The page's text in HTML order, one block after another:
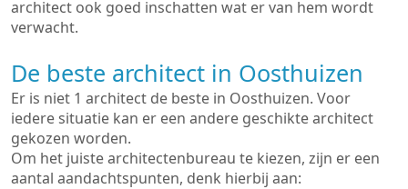
architect ook goed inschatten wat er van hem wordt
verwacht.
De beste architect in Oosthuizen
Er is niet 1 architect de beste in Oosthuizen. Voor
iedere situatie kan er een andere geschikte architect
gekozen worden.
Om het juiste architectenbureau te kiezen, zijn er een
aantal aandachtspunten, denk hierbij aan: